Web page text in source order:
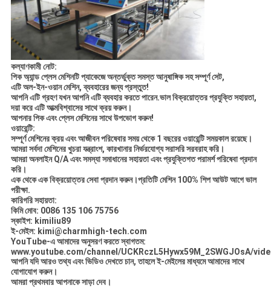
কল্যাণকামী নোট:
পিক অ্যান্ড প্লেস মেশিনটি প্যাকেজে অন্তর্ভুক্ত সমস্ত আনুষাঙ্গিক সহ সম্পূর্ণ সেট,
এটি অল-ইন-ওয়ান মেশিন, ব্যবহারের জন্য প্রস্তুত!
আপনি এটি গ্রহণ যখন আপনি এটি ব্যবহার করতে পারেন.ভাল বিক্রয়োত্তর প্রযুক্তি সহায়তা,
দয়া করে এটি আত্মবিশ্বাসের সাথে ক্রয় করুন।
আপনার পিক এবং প্লেস মেশিনের সাথে উপভোগ করুন!
ওয়ারেন্টি:
সম্পূর্ণ মেশিনের ক্রয় এবং আজীবন পরিষেবার সময় থেকে 1 বছরের ওয়ারেন্টি সময়কাল রয়েছে।
আমরা সর্বদা মেশিনের খুচরা যন্ত্রাংশ, কারখানার নির্ভরযোগ্য সরাসরি সরবরাহ করি।
আমরা অনলাইন Q/A এবং সমস্যা সমাধানের সহায়তা এবং প্রযুক্তিগত পরামর্শ পরিষেবা প্রদান
করি।
এক থেকে এক বিক্রয়োত্তর সেবা প্রদান করুন।প্রতিটি মেশিন 100% শিপ আউট আগে ভাল
পরীক্ষা.
কারিগরি সহায়তা:
কিমি মোব: 0086 135 106 75756
স্কাইপ: kimiliu89
ই-মেইল: kimi@charmhigh-tech.com
YouTube-এ আমাদের অনুসরণ করতে স্বাগতম:
www.youtube.com/channel/UCKRczL5Hywx59M_2SWGJOsA/
আপনি যদি আরও তথ্য এবং ভিডিও দেখতে চান, তাহলে ই-মেইলের মাধ্যমে আমাদের সাথে
যোগাযোগ করুন।
আমরা প্রথমবার আপনাকে সাড়া দেব।